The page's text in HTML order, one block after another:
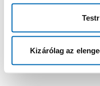
Kizárólag az